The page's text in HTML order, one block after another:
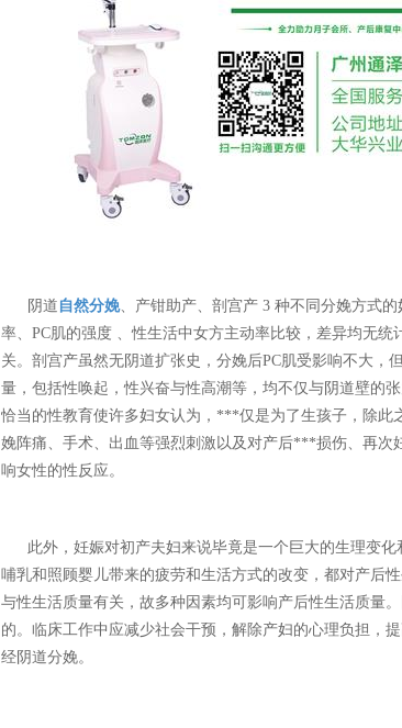
阴道 自然分娩、产钳助产、剖宫产 3 种不同分娩方式
率、PC肌的强度 、性生活中女方主动率比较，差异均无
关。剖宫产虽然无阴道扩张史，分娩后PC肌受影响不大，
量，包括性唤起，性兴奋与性高潮等，均不仅与阴道壁的
恰当的性教育使许多妇女认为，***仅是为了生孩子，除此
娩阵痛、手术、出血等强烈刺激以及对产后***损伤、再
响女性的性反应。
此外，妊娠对初产夫妇来说毕竟是一个巨大的生理变
哺乳和照顾婴儿带来的疲劳和生活方式的改变，都对产后
与性生活质量有关，故多种因素均可影响产后性生活质量
的。临床工作中应减少社会干预，解除产妇的心理负担，
经阴道分娩。